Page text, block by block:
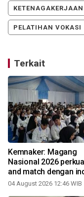
KETENAGAKERJAAN
PELATIHAN VOKASI
Terkait
Kemnaker: Magang
Nasional 2026
and match dengan
04 August 2026 12:46 WIB